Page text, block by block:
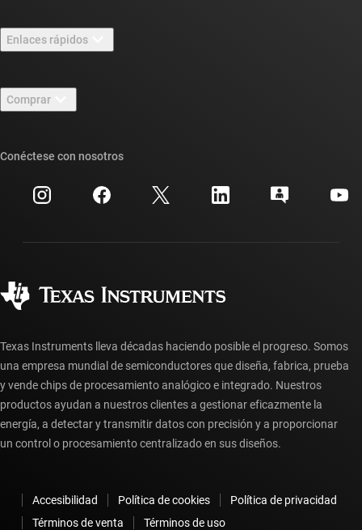
Carreras laborales
Sala de redacción
Eventos
Relaciones con los inversionistas
Enlaces rápidos
Foros de soporte de diseño de TI E2E™
Búsqueda de referencias cruzadas
Centro de atención al cliente
Preguntas frecuentes sobre la cuenta myTI
Comprar
Preguntas frecuentes sobre pedidos
Conéctese con nosotros
Texas Instruments lleva décadas haciendo posible el progreso. Somos
una empresa mundial de semiconductores que diseña, fabrica, prueba
y vende chips de procesamiento analógico e integrado. Nuestros
productos ayudan a nuestros clientes a gestionar eficazmente la
energía, a detectar y transmitir datos con precisión y a proporcionar
un control o procesamiento centralizado en sus diseños.
Accesibilidad Política de cookies
Política de privacidad
Términos de venta
Términos de uso